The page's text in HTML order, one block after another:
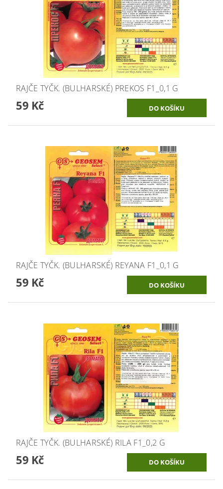
RAJČE TYČK. (BULHARSKÉ) PREKOS F1_0,1 G
59 Kč
RAJČE TYČK. (BULHARSKÉ) REYANA F1_0,1 G
59 Kč
RAJČE TYČK. (BULHARSKÉ) RILA F1_0,2 G
59 Kč